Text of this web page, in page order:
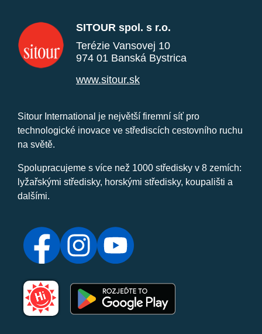
SITOUR spol. s r.o.
Terézie Vansovej 10
974 01 Banská Bystrica
www.sitour.sk
Sitour International je největší firemní síť pro
technologické inovace ve střediscích cestovního ruchu
na světě.
Spolupracujeme s více než 1000 středisky v 8 zemích:
lyžařskými středisky, horskými středisky, koupališti a
dalšími.